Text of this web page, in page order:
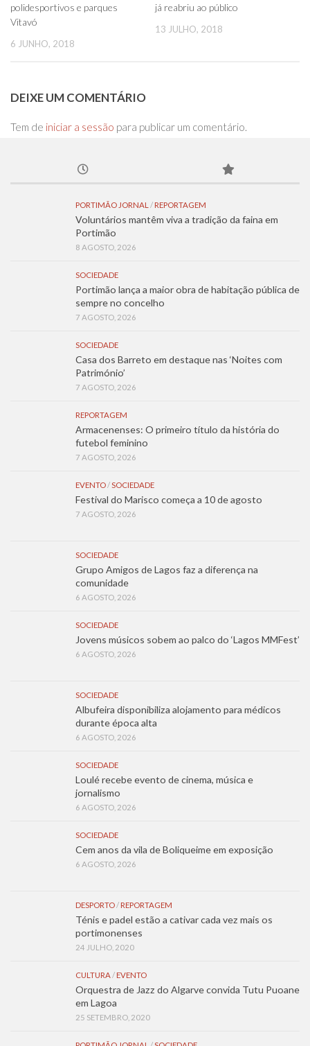
polidesportivos e parques
Vitavó
6 JUNHO, 2018
já reabriu ao público
13 JULHO, 2018
DEIXE UM COMENTÁRIO
Tem de iniciar a sessão para publicar um comentário.
PORTIMÃO JORNAL / REPORTAGEM
Voluntários mantêm viva a tradição da faina em
Portimão
8 AGOSTO, 2026
SOCIEDADE
Portimão lança a maior obra de habitação pública de
sempre no concelho
7 AGOSTO, 2026
SOCIEDADE
Casa dos Barreto em destaque nas ‘Noites com
Património’
7 AGOSTO, 2026
REPORTAGEM
Armacenenses: O primeiro título da história do
futebol feminino
7 AGOSTO, 2026
EVENTO / SOCIEDADE
Festival do Marisco começa a 10 de agosto
7 AGOSTO, 2026
SOCIEDADE
Grupo Amigos de Lagos faz a diferença na
comunidade
6 AGOSTO, 2026
SOCIEDADE
Jovens músicos sobem ao palco do ‘Lagos MMFest’
6 AGOSTO, 2026
SOCIEDADE
Albufeira disponibiliza alojamento para médicos
durante época alta
6 AGOSTO, 2026
SOCIEDADE
Loulé recebe evento de cinema, música e
jornalismo
6 AGOSTO, 2026
SOCIEDADE
Cem anos da vila de Boliqueime em exposição
6 AGOSTO, 2026
DESPORTO / REPORTAGEM
Ténis e padel estão a cativar cada vez mais os
portimonenses
24 JULHO, 2020
CULTURA / EVENTO
Orquestra de Jazz do Algarve convida Tutu Puoane
em Lagoa
25 SETEMBRO, 2020